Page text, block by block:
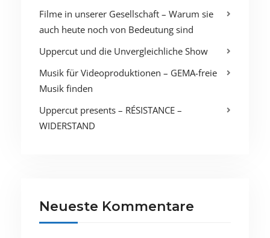
Filme in unserer Gesellschaft – Warum sie
auch heute noch von Bedeutung sind
Uppercut und die Unvergleichliche Show
Musik für Videoproduktionen – GEMA-freie
Musik finden
Uppercut presents – RÉSISTANCE –
WIDERSTAND
Neueste Kommentare